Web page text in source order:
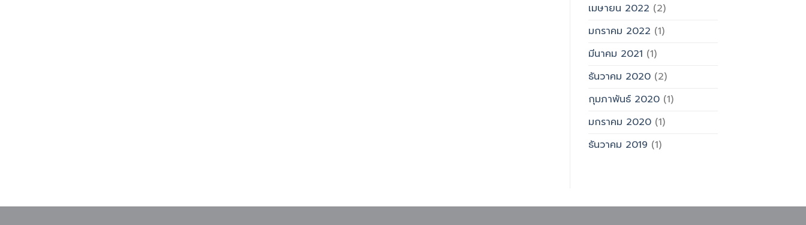
เมษายน 2022 (2)
มกราคม 2022 (1)
มีนาคม 2021 (1)
ธันวาคม 2020(2)
กุมภาพันธ์ 2020(1)
มกราคม 2020(1)
ธันวาคม 2019 (1)